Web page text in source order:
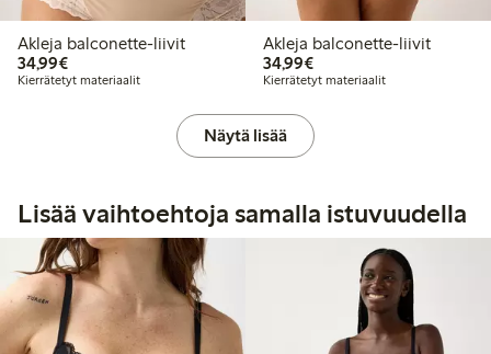
Akleja balconette-liivit
34,99€34,99 €
Kierrätetyt materiaalit
Akleja balconette-liivit
34,99€34,99 €
Kierrätetyt materiaalit
Näytä lisää
Lisää vaihtoehtoja samalla istuvuudella